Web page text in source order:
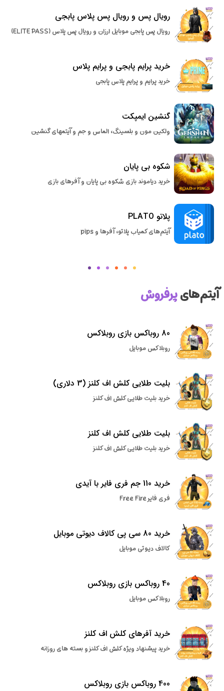
رویال پس و رویال پس پلاس پابجی
رویال پس پابجی موبایل ارزان و رویال پس پلاس (ELITE PASS)
خرید پرایم پابجی و پرایم پلاس
خرید پرایم و پرایم پلاس پابجی
گنشین ایمپکت
ولکین مون و بلسینگ، الماس و جم و آیتمهای گنشین
شکوه بی پایان
خرید دیاموند بازی شکوه بی پایان و آفرهای بازی
پلاتو PLATO
آیتم‌های کمیاب پلاتو، آفرها و pips
آیتم‌هایپرفروش
80 روباکس بازی روبلاکس
روبلاکس موبایل
بلیت طلایی کلش اف کلنز (3 دلاری)
خرید بلیت طلایی کلش اف کلنز
بلیت طلایی کلش اف کلنز
خرید بلیت طلایی کلش اف کلنز
خرید 110 جم فری فایر با آیدی
فری فایر Free Fire
خرید 80 سی پی کالاف دیوتی موبایل
کالاف دیوتی موبایل
40 روباکس بازی روبلاکس
روبلاکس موبایل
خرید آفرهای کلش اف کلنز
خرید پیشنهاد ویژه کلش اف کلنز و بسته های روزانه
400 روباکس بازی روبلاکس